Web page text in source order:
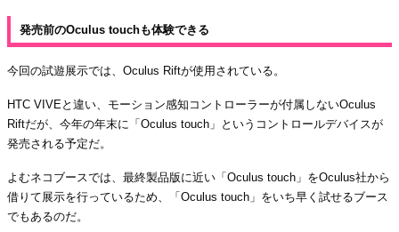
発売前のOculus touchも体験できる
今回の試遊展示では、Oculus Riftが使用されている。
HTC VIVEと違い、モーション感知コントローラーが付属しないOculus
Riftだが、今年の年末に「Oculus touch」というコントロールデバイスが
発売される予定だ。
よむネコブースでは、最終製品版に近い「Oculus touch」をOculus社から
借りて展示を行っているため、「Oculus touch」をいち早く試せるブース
でもあるのだ。